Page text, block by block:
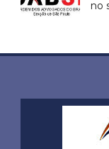
no